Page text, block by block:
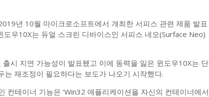
년 10월 마이크로소프트에서 개최한 서피스 관련 제품 발표
도우10X는 듀얼 스크린 디바이스인 서피스 네오(Surface Neo)
시 지연 가능성이 발표됐고 이에 동력을 잃은 윈도우10X는 단
는 재조정이 필요하다는 보도가 나오기 시작했다.
컨테이너 기능은 ‘Win32 애플리케이션을 자신의 컨테이너에서